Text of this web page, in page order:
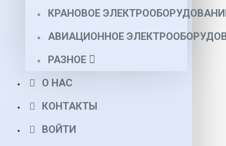
КРАНОВОЕ
АВИАЦИОННОЕ
РАЗНОЕ
О НАС
КОНТАКТЫ
ВОЙТИ